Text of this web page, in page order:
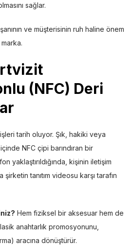
sağlar.
ve müşterisinin ruh haline önem
(NFC) Deri
tarih oluyor. Şık, hakiki veya
NFC çipi barındıran bir
yaklaştırıldığında, kişinin iletişim
tanıtım videosu karşı tarafın
Hem fiziksel bir aksesuar hem de
anahtarlık promosyonunu,
aracına dönüştürür.